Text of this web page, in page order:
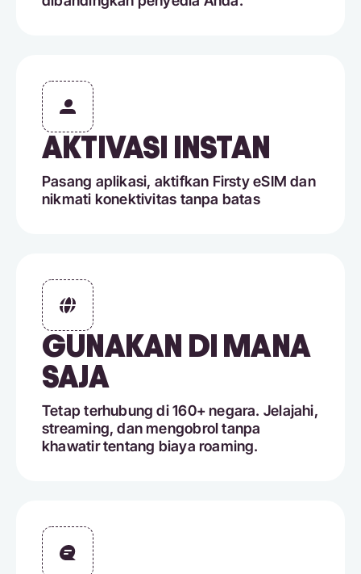
AKTIVASI INSTAN
Pasang aplikasi, aktifkan Firsty eSIM dan
nikmati konektivitas tanpa batas
GUNAKAN DI MANA
SAJA
Tetap terhubung di 160+ negara. Jelajahi,
streaming, dan mengobrol tanpa
khawatir tentang biaya roaming.